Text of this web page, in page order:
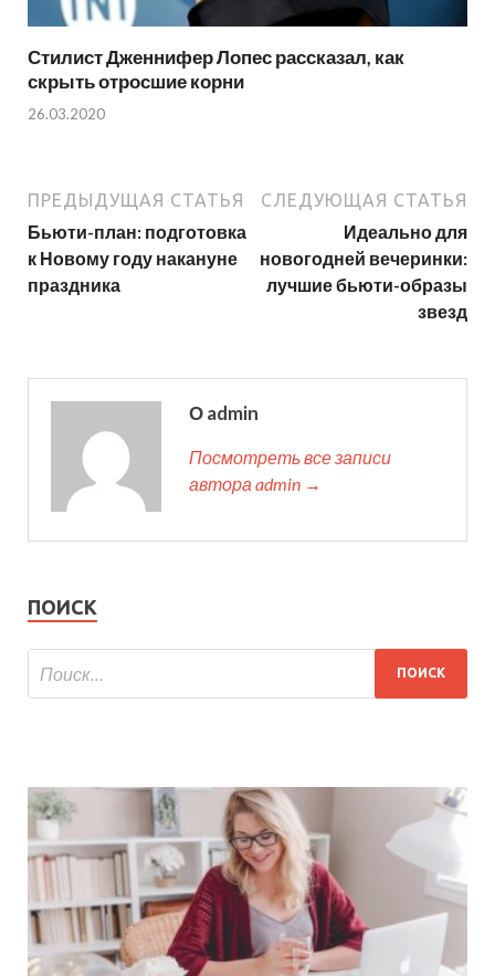
Стилист Дженнифер Лопес рассказал, как
скрыть отросшие корни
26.03.2020
ПРЕДЫДУЩАЯ СТАТЬЯ
Бьюти-план: подготовка
к Новому году накануне
праздника
СЛЕДУЮЩАЯ СТАТЬЯ
Идеально для
новогодней вечеринки:
лучшие бьюти-образы
звезд
О admin
Посмотреть все записи
автора admin →
ПОИСК